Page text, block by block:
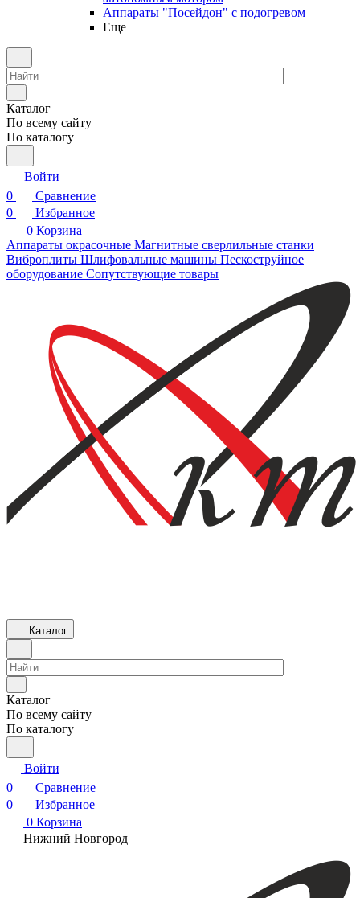
Аппараты "Посейдон" с подогревом
Еще
Каталог
По всему сайту
По каталогу
Войти
0
Сравнение
0
Избранное
0 Корзина
Аппараты окрасочные Магнитные сверлильные станки
Виброплиты Шлифовальные машины Пескоструйное
оборудование Сопутствующие товары
Каталог
Каталог
По всему сайту
По каталогу
Войти
0
Сравнение
0
Избранное
0 Корзина
Нижний Новгород